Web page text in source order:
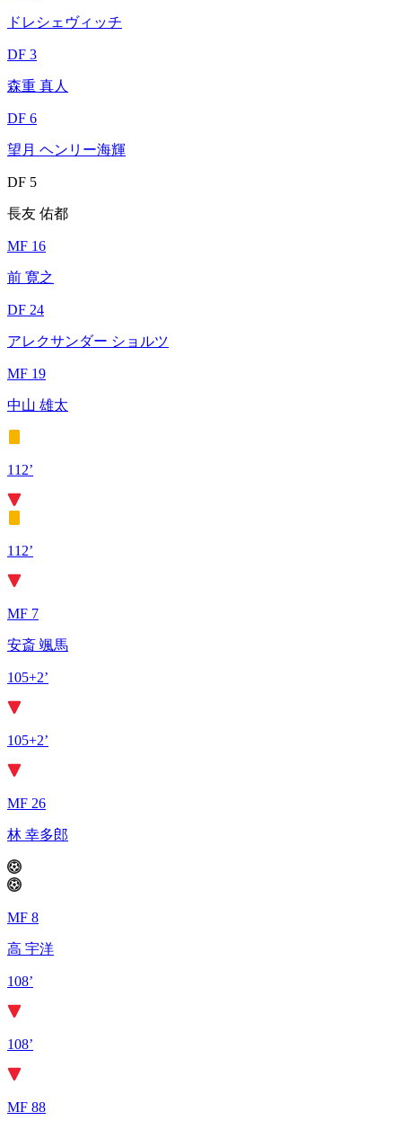
ドレシェヴィッチ
DF 3
森重 真人
DF 6
望月 ヘンリー海輝
DF 5
長友 佑都
MF 16
前 寛之
DF 24
アレクサンダー ショルツ
MF 19
中山 雄太
112’
112’
MF 7
安斎 颯馬
105+2’
105+2’
MF 26
林 幸多郎
MF 8
高 宇洋
108’
108’
MF 88